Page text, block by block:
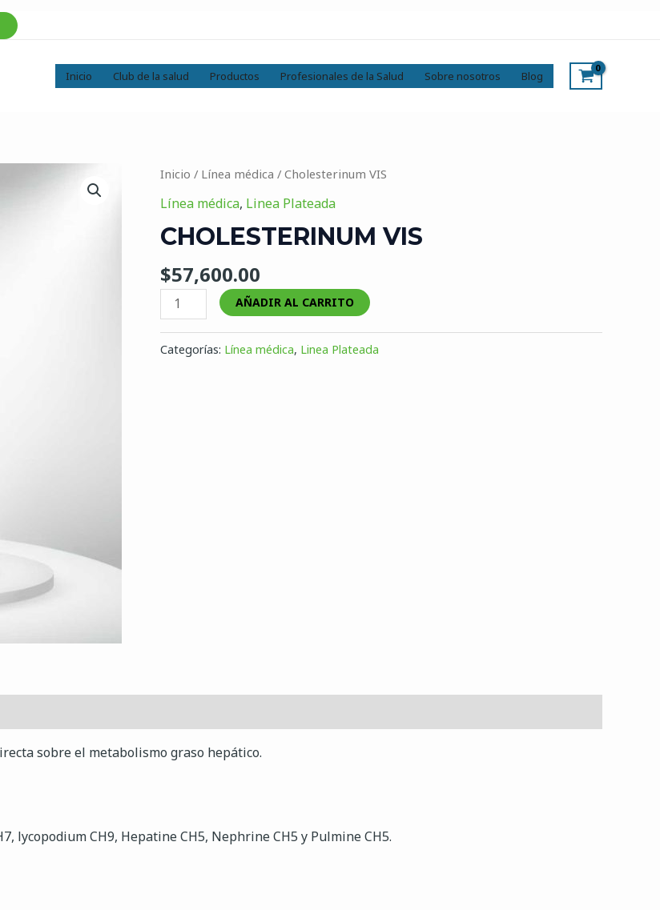
Inicio Club de la salud Productos Profesionales de la Salud Sobre nosotros Blog
Inicio / Línea médica / Cholesterinum VIS
Línea médica, Linea Plateada
CHOLESTERINUM VIS
$57,600.00
Cholesterinum
VIS
AÑADIR AL CARRITO
Categorías: Línea médica, Linea Plateada
sobre el metabolismo graso hepático.
lycopodium CH9, Hepatine CH5, Nephrine CH5 y Pulmine CH5.